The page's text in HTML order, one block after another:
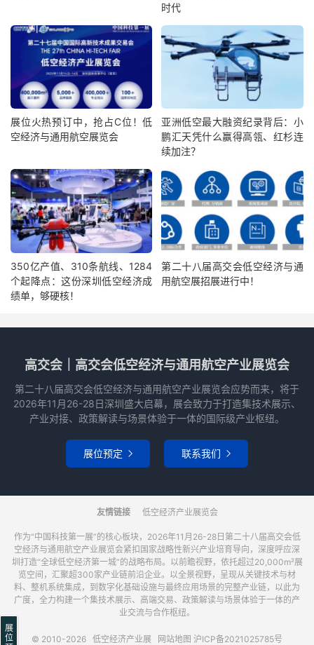
时代
展位火热预订中，抢占C位！低
空经济与通用航空展览会
亚洲低空最大融资纪录背后：小
鹏汇天凭什么赢得高瓴、红杉连
续加注？
350亿产值、310条航线、1284
个起降点：这份深圳低空经济成
绩单，够硬核！
第二十八届高交会低空经济与通
用航空展招展进行中！
高交会｜高交会低空经济与通用航空产业展览会
第二十八届高交会低空经济与通用航空产业展览会应势而来，将于
2026年11月26-28日深圳盛大启幕，展会致力于打造集技术展示、
产业对接、政策解读与场景体验于一体的国际级产业枢纽。
展位预定  联系我们 
友情链接 低空经济产业展览会
作为“中国科技第一展”的核心板块，2026年11月26-28日第二十八届高交会低
空经济与通用航空产业展览会紧扣国家战略性新兴产业培育导向，深度呼应深
圳打造“全球低空经济第一城”的战略布局。以前瞻视野，依托超过20,000m²展
览空间，汇聚超300家产业链前沿企业。以全景视野，呈现从关键技术与材
料、整机系统集成，到数字化基础设施与最终应用场景的完整产业链，以此为
广度，全力构建一个集技术展示、高端交易、政策解读与场景体验于一体的产
业交流与合作枢纽。
© 2010-2026 低空经济产业展 网站地图 沪ICP备2021025785号
展
位